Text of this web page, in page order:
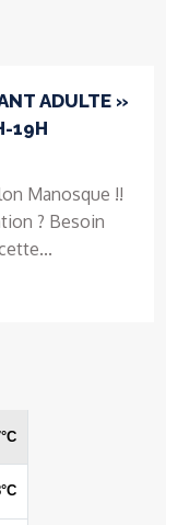
ADULTE »
19H
Manosque !!
? Besoin